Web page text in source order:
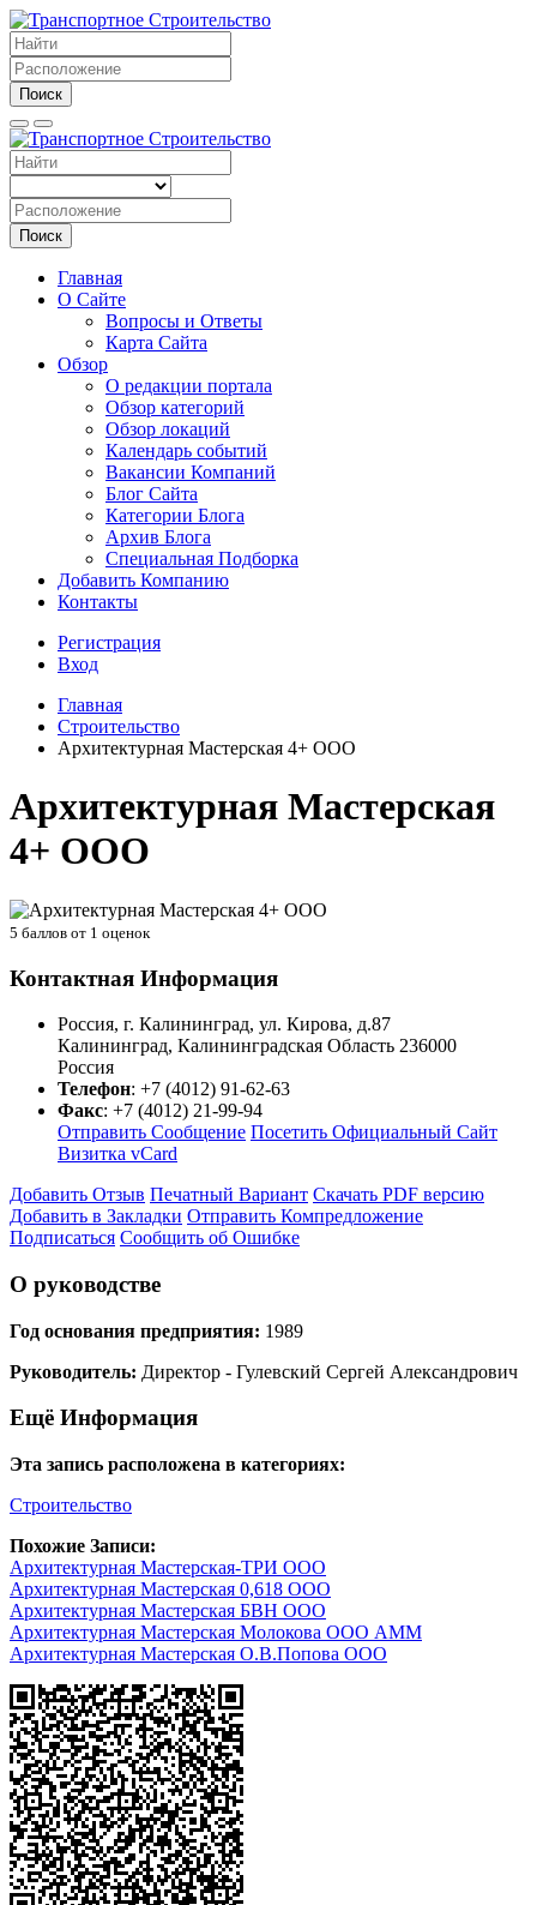
Поиск
Поиск
Главная
О Сайте
Вопросы и Ответы
Карта Сайта
Обзор
О редакции портала
Обзор категорий
Обзор локаций
Календарь событий
Вакансии Компаний
Блог Сайта
Категории Блога
Архив Блога
Специальная Подборка
Добавить Компанию
Контакты
Регистрация
Вход
Главная
Строительство
Архитектурная Мастерская 4+ ООО
Архитектурная Мастерская
4+ ООО
5 баллов от 1 оценок
Контактная Информация
Россия, г. Калининград, ул. Кирова, д.87
Калининград, Калининградская Область 236000
Россия
Телефон: +7 (4012) 91-62-63
Факс: +7 (4012) 21-99-94
Отправить Сообщение Посетить Официальный Сайт
Визитка vCard
Добавить Отзыв Печатный Вариант Скачать PDF версию
Добавить в Закладки Отправить Компредложение
Подписаться Сообщить об Ошибке
О руководстве
Год основания предприятия: 1989
Руководитель: Директор - Гулевский Сергей Александрович
Ещё Информация
Эта запись расположена в категориях:
Строительство
Похожие Записи:
Архитектурная Мастерская-ТРИ ООО
Архитектурная Мастерская 0,618 ООО
Архитектурная Мастерская БВН ООО
Архитектурная Мастерская Молокова ООО АММ
Архитектурная Мастерская О.В.Попова ООО